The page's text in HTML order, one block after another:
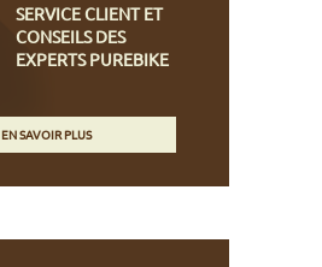
SERVICE CLIENT ET
CONSEILS DES
EXPERTS PUREBIKE
EN SAVOIR PLUS